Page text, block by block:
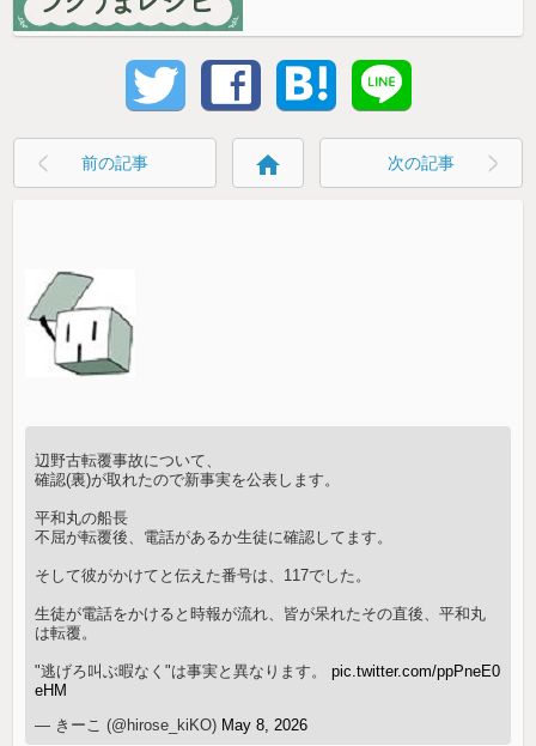
前の記事 home 次の記事
辺野古転覆事故について、
確認(裏)が取れたので新事実を公表します。
平和丸の船長
不屈が転覆後、電話があるか生徒に確認してます。
そして彼がかけてと伝えた番号は、117でした。
生徒が電話をかけると時報が流れ、皆が呆れたその直後、平和丸
は転覆。
"逃げろ叫ぶ暇なく"は事実と異なります。pic.twitter.com/ppPneE0
eHM
— きーこ (@hirose_kiKO) May 8, 2026